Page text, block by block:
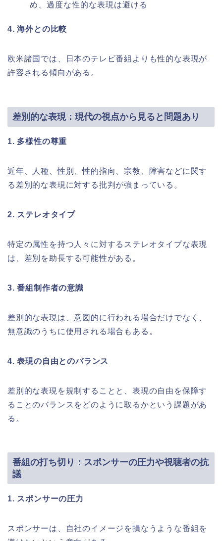
め、過度な性的な表現は避ける
4. 海外との比較
欧米諸国では、日本のテレビ番組よりも性的な表現が
許容される傾向がある。
差別的な表現：現代の視点から見ると問題あり
1. 多様性の尊重
近年、人種、性別、性的指向、宗教、障害などに関す
る差別的な表現に対する批判が強まっている。
2. ステレオタイプ
特定の属性を持つ人々に対するステレオタイプな表現
は、差別を助長する可能性がある。
3. 番組制作者の意識
差別的な表現は、意図的に行われる場合だけでなく、
無意識のうちに使用される場合もある。
4. 表現の自由とのバランス
差別的な表現を規制することと、表現の自由を保障す
ることのバランスをどのように取るかという課題があ
る。
番組の打ち切り：スポンサーの圧力や視聴者の抗
議
1. スポンサーの圧力
スポンサーは、自社のイメージを損なうような番組を